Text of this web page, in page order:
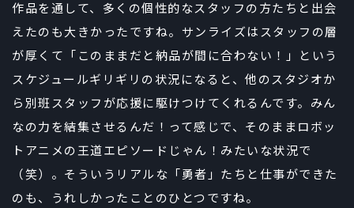
作品を通して、多くの個性的なスタッフの方たちと出会
えたのも大きかったですね。サンライズはスタッフの層
が厚くて「このままだと納品が間に合わない！」という
スケジュールギリギリの状況になると、他のスタジオか
ら別班スタッフが応援に駆けつけてくれるんです。みん
なの力を結集させるんだ！って感じで、そのままロボッ
トアニメの王道エピソードじゃん！みたいな状況で
（笑）。そういうリアルな「勇者」たちと仕事ができた
のも、うれしかったことのひとつですね。